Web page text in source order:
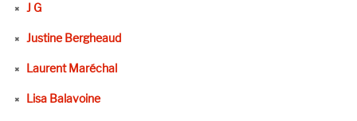
J G
Justine Bergheaud
Laurent Maréchal
Lisa Balavoine